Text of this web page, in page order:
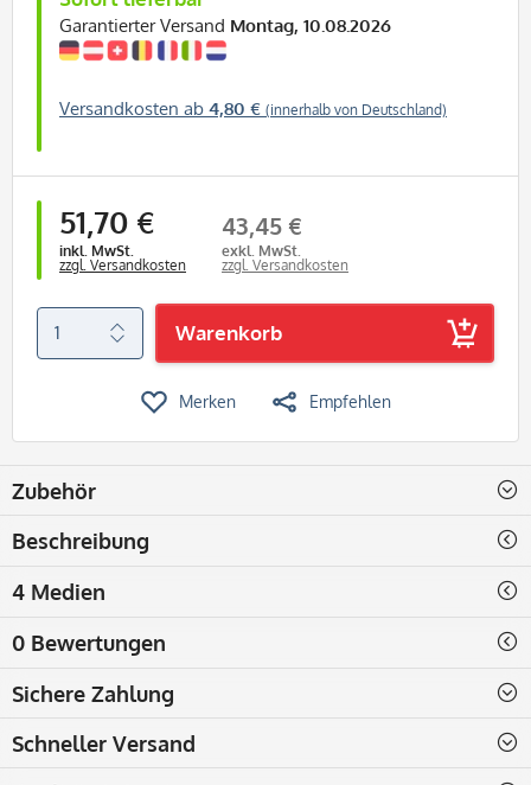
Garantierter Versand Montag, 10.08.2026
Versandkosten ab 4,80 € (innerhalb von Deutschland)
51,70 €
inkl. MwSt.
zzgl. Versandkosten
43,45 €
exkl. MwSt.
zzgl. Versandkosten
Warenkorb
Merken Empfehlen
Zubehör
Beschreibung
4 Medien
0 Bewertungen
Sichere Zahlung
Schneller Versand